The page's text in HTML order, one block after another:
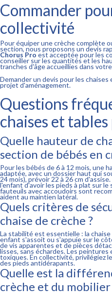
Commander
collectivité
Pour équiper une crèche complète
section, nous proposons un devis
Chorus Pro est acceptée pour les
conseiller sur les quantités et les
tranches d'âge accueillies dans
Demander un devis pour les
projet d'aménagement.
Questions
chaises et
Quelle hauteur de
section de bébés en
Pour les bébés de 6 à 12 mois, une
adaptée, avec un dossier haut qui
24 mois), prévoir 22 à 26 cm
l'enfant d'avoir les pieds à plat sur le
fauteuils avec accoudoirs sont
aident au maintien latéral.
Quels critères de
chaise de crèche ?
La stabilité est essentielle : la
enfant s'assoit ou s'appuie sur le
de vis apparentes et de pièces
lisses, sans échardes. Les
toxiques. En collectivité, privilégiez
des pieds antidérapants.
Quelle est la
crèche et du